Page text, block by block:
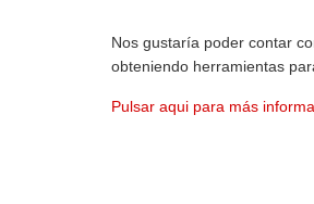
Nos gustaría poder contar
obteniendo herramientas
Pulsar aqui para más